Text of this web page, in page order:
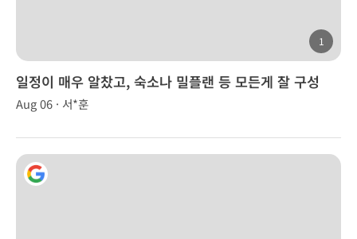
1
일정이 매우 알찼고, 숙소나 밀플랜 등 모든게 잘 구성
Aug 06 · 서*훈